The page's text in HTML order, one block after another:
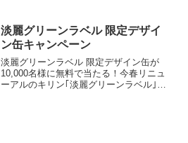
抽選で1,000名様にキリンビール 本麒麟
飲み比べ２本セットが当たります。
淡麗グリーンラベル 限定デザイ
ン缶キャンペーン
淡麗グリーンラベル 限定デザイン缶が
10,000名様に無料で当たる！今春リニュ
ーアルのキリン｢淡麗グリーンラベル｣で